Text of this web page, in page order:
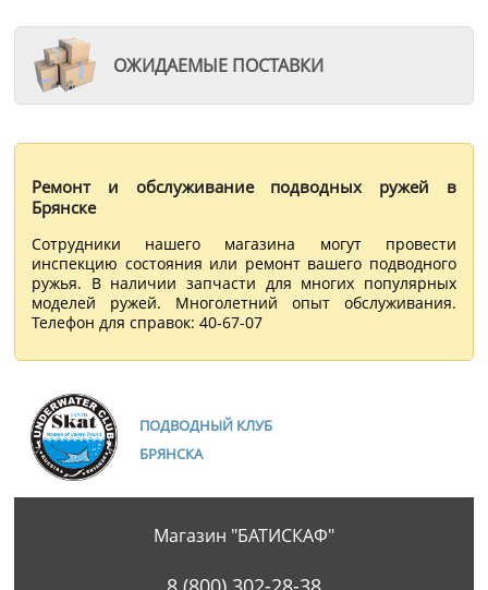
ОЖИДАЕМЫЕ ПОСТАВКИ
Ремонт и обслуживание подводных ружей в
Брянске
Сотрудники нашего магазина могут провести
инспекцию состояния или ремонт вашего подводного
ружья. В наличии запчасти для многих популярных
моделей ружей. Многолетний опыт обслуживания.
Телефон для справок: 40-67-07
ПОДВОДНЫЙ КЛУБ
БРЯНСКА
Магазин "БАТИСКАФ"